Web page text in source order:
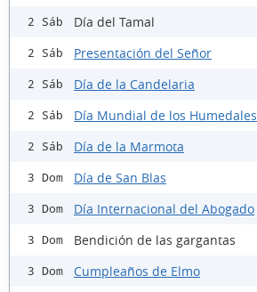
2 Sáb Día del Tamal
2 Sáb Presentación del Señor
2 Sáb Día de la Candelaria
2 Sáb Día Mundial de los Humedales
2 Sáb Día de la Marmota
3 Dom Día de San Blas
3 Dom Día Internacional del Abogado
3 Dom Bendición de las gargantas
3 Dom Cumpleaños de Elmo